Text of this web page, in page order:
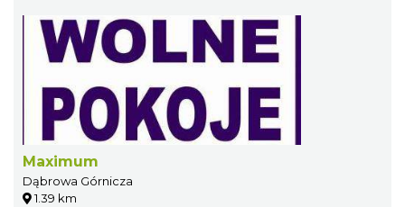
Maximum
Dąbrowa Górnicza
1.39 km